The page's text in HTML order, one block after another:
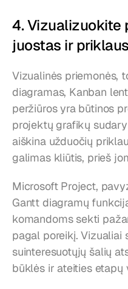
4. Vizualizuokite
juostas ir
Vizualinės priemonės,
diagramas, Kanban
peržiūros yra būtinos
projektų grafikų
aiškina užduočių
galimas kliūtis, prieš
Microsoft Project,
Gantt diagramų
komandoms sekti
pagal poreikį. Vizualiai
suinteresuotųjų šalių
būklės ir ateities etapų